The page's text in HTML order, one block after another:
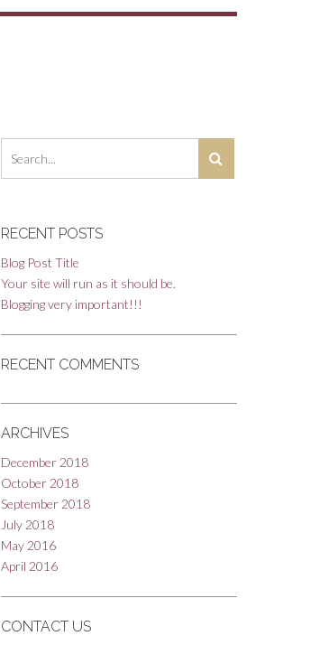
RECENT POSTS
Blog Post Title
Your site will run as it should be.
Blogging very important!!!
RECENT COMMENTS
ARCHIVES
December 2018
October 2018
September 2018
July 2018
May 2016
April 2016
CONTACT US